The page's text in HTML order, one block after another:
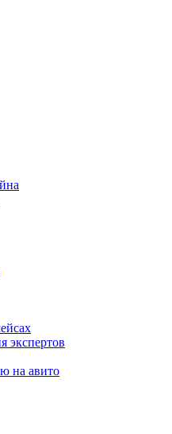
экспертов
на авито